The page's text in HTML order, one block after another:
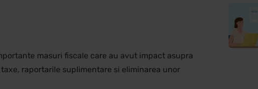
masuri fiscale care au avut impact asupra
raportarile suplimentare si eliminarea unor